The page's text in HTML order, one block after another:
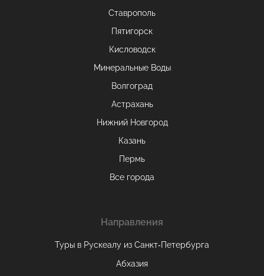
Ставрополь
Пятигорск
Кисловодск
Минеральные Воды
Волгоград
Астрахань
Нижний Новгород
Казань
Пермь
Все города
Направления
Туры в Рускеалу из Санкт‑Петербурга
Абхазия